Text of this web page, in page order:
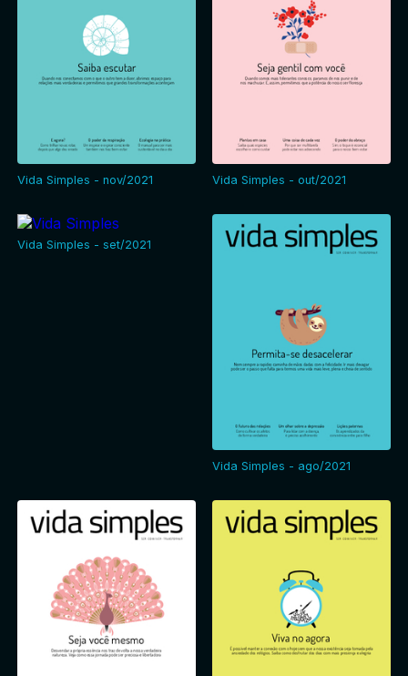
Vida Simples - nov/2021 Vida Simples - out/2021
Vida Simples - set/2021
Vida Simples - ago/2021